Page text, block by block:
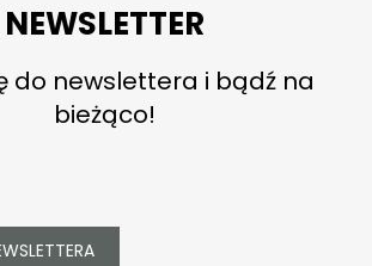
NEWSLETTER
do newslettera i bądź na
bieżąco!